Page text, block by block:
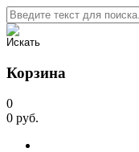
Корзина
0
0 руб.